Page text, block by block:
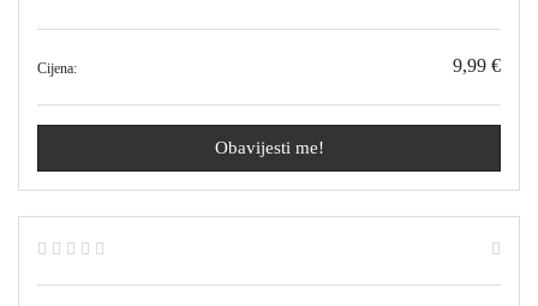
Cijena: 9,99 €
Obavijesti me!